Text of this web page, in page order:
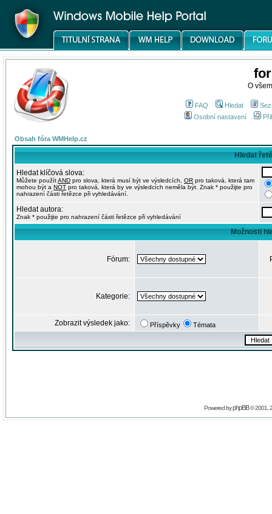
O
FAQ Hledat
Osobní nastavení
Obsah fóra WMHelp.cz
Hledat
Hledat klíčová slova:
Můžete použítAND pro slova, která musí být ve výsledcích, OR pro taková, která tam
mohou být a NOT pro taková, která by ve výsledcích neměla být. Znak * použijte pro
nahrazení části řetězce při vyhledávání.
Hledat autora:
Znak * použijte pro nahrazení části řetězce při vyhledávání
Možnosti
Fórum:
Kategorie:
Zobrazit výsledek jako: Příspěvky Témata
Powered byphpBB© 2001,